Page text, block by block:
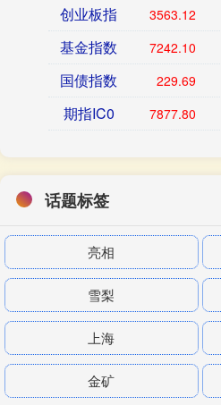
创业板指 3563.12
基金指数 7242.10
国债指数 229.69
期指IC0 7877.80
话题标签
亮相
雪梨
上海
金矿